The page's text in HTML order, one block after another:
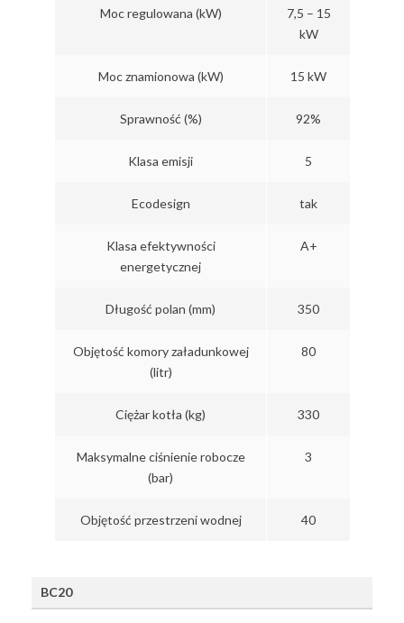
Moc regulowana (kW)
7,5 – 15
kW
Moc znamionowa (kW) 15 kW
Sprawność (%) 92%
Klasa emisji 5
Ecodesign tak
Klasa efektywności
energetycznej
A+
Długość polan (mm) 350
Objętość komory załadunkowej
(litr)
80
Ciężar kotła (kg) 330
Maksymalne ciśnienie robocze
(bar)
3
Objętość przestrzeni wodnej 40
BC20